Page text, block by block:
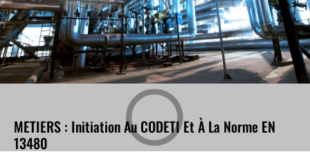
METIERS : Initiation Au CODETI Et À La Norme EN
13480